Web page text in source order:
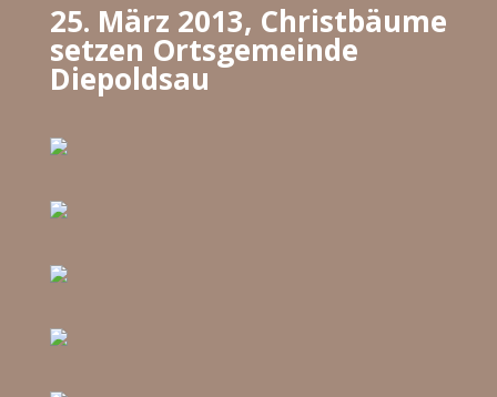
25. März 2013, Christbäume
setzen Ortsgemeinde
Diepoldsau